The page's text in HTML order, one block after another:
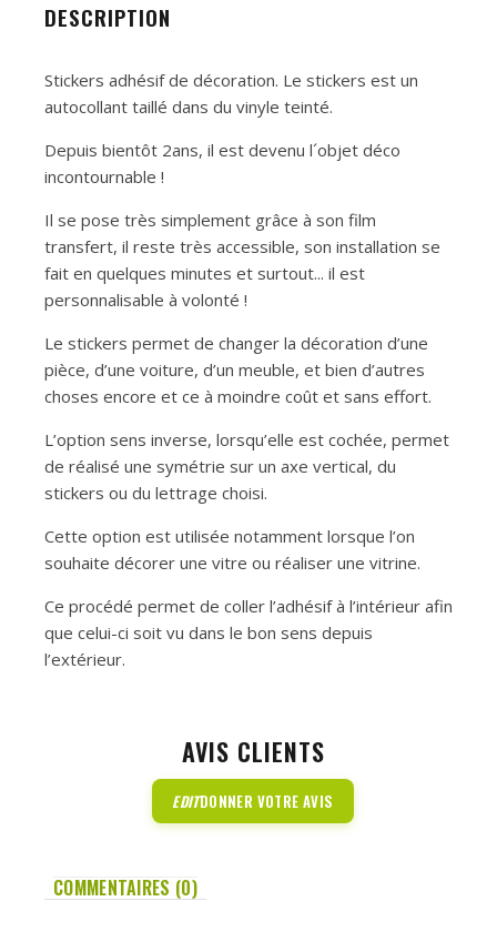
DESCRIPTION
Stickers adhésif de décoration. Le stickers est un
autocollant taillé dans du vinyle teinté.
Depuis bientôt 2ans, il est devenu l´objet déco
incontournable !
Il se pose très simplement grâce à son film
transfert, il reste très accessible, son installation se
fait en quelques minutes et surtout... il est
personnalisable à volonté !
Le stickers permet de changer la décoration d’une
pièce, d’une voiture, d’un meuble, et bien d’autres
choses encore et ce à moindre coût et sans effort.
L’option sens inverse, lorsqu’elle est cochée, permet
de réalisé une symétrie sur un axe vertical, du
stickers ou du lettrage choisi.
Cette option est utilisée notamment lorsque l’on
souhaite décorer une vitre ou réaliser une vitrine.
Ce procédé permet de coller l’adhésif à l’intérieur afin
que celui-ci soit vu dans le bon sens depuis
l’extérieur.
AVIS CLIENTS
EDITDONNER VOTRE AVIS
COMMENTAIRES (0)